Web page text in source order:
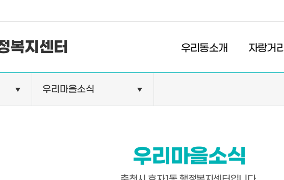
복지센터 우리동소개 자랑거리
민원안내
장애인 편의시설 설치 현황
의료기관
약국
가정보
우리마을소식
우리마을소식